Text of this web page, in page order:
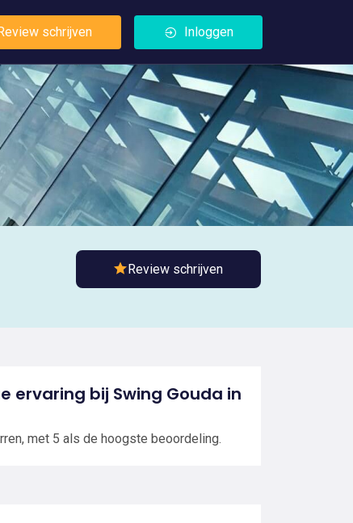
schrijven Inloggen
Review schrijven
ervaring bij Swing Gouda in
met 5 als de hoogste beoordeling.